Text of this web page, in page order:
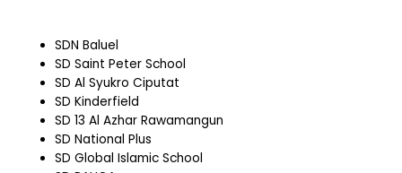
SDN Baluel
SD Saint Peter School
SD Al Syukro Ciputat
SD Kinderfield
SD 13 Al Azhar Rawamangun
SD National Plus
SD Global Islamic School